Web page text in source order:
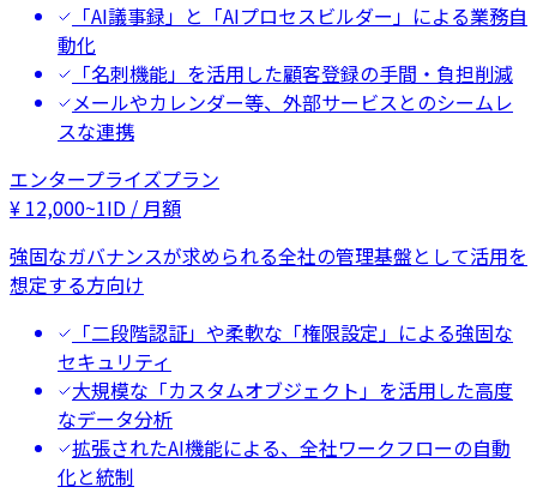
「AI議事録」と「AIプロセスビルダー」による業務自
動化
「名刺機能」を活用した顧客登録の手間・負担削減
メールやカレンダー等、外部サービスとのシームレ
スな連携
エンタープライズプラン
¥ 12,000~1ID / 月額
強固なガバナンスが求められる全社の管理基盤として活用を
想定する方向け
「二段階認証」や柔軟な「権限設定」による強固な
セキュリティ
大規模な「カスタムオブジェクト」を活用した高度
なデータ分析
拡張されたAI機能による、全社ワークフローの自動
化と統制